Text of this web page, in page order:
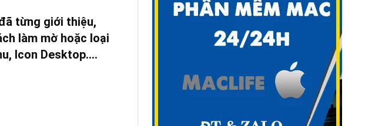
từng giới thiệu,
làm mờ hoặc loại
Icon Desktop….